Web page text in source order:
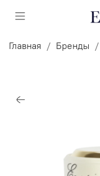
Главная Бренды